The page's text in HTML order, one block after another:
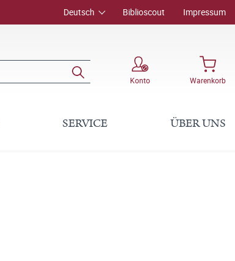
Deutsch Biblioscout Impressum
Konto Warenkorb
SERVICE ÜBER UNS